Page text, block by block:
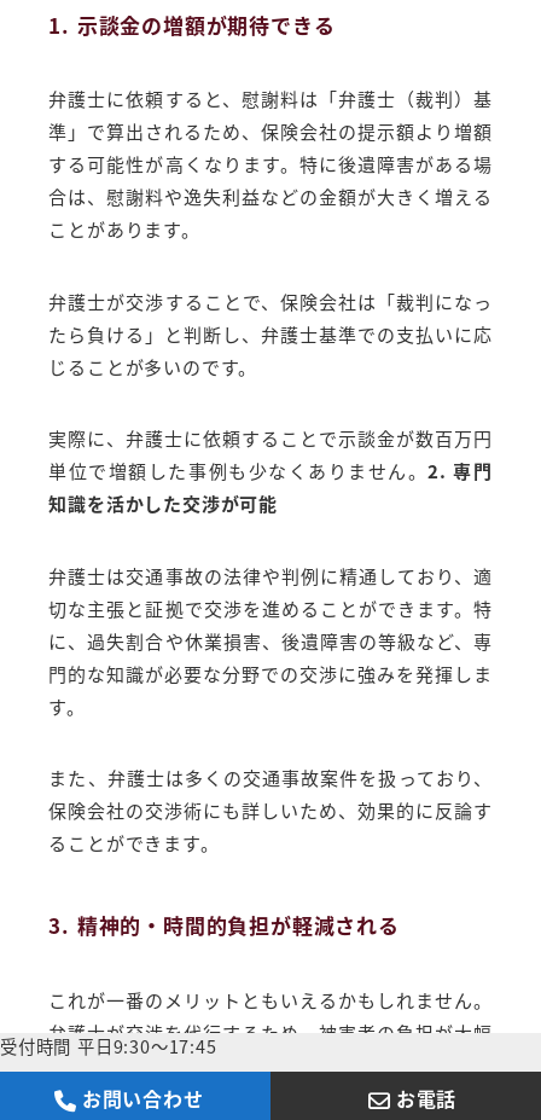
1. 示談金の増額が期待できる
弁護士に依頼すると、慰謝料は「弁護士（裁判）基
準」で算出されるため、保険会社の提示額より増額
する可能性が高くなります。特に後遺障害がある場
合は、慰謝料や逸失利益などの金額が大きく増える
ことがあります。
弁護士が交渉することで、保険会社は「裁判になっ
たら負ける」と判断し、弁護士基準での支払いに応
じることが多いのです。
実際に、弁護士に依頼することで示談金が数百万円
単位で増額した事例も少なくありません。2. 専門
知識を活かした交渉が可能
弁護士は交通事故の法律や判例に精通しており、適
切な主張と証拠で交渉を進めることができます。特
に、過失割合や休業損害、後遺障害の等級など、専
門的な知識が必要な分野での交渉に強みを発揮しま
す。
また、弁護士は多くの交通事故案件を扱っており、
保険会社の交渉術にも詳しいため、効果的に反論す
ることができます。
3. 精神的・時間的負担が軽減される
これが一番のメリットともいえるかもしれません。
弁護士が交渉を代行するため、被害者の負担が大幅
成など、交渉に関わる作業を弁護士が行うため、被
受付時間 平日9:30～17:45
お問い合わせ お電話